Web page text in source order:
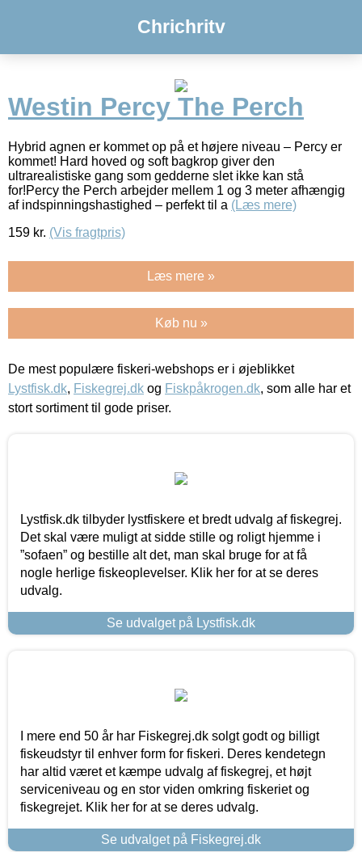
Chrichritv
Westin Percy The Perch
Hybrid agnen er kommet op på et højere niveau – Percy er
kommet! Hard hoved og soft bagkrop giver den
ultrarealistiske gang som gedderne slet ikke kan stå
for!Percy the Perch arbejder mellem 1 og 3 meter afhængig
af indspinningshastighed – perfekt til a (Læs mere)
159 kr. (Vis fragtpris)
Læs mere »
Køb nu »
De mest populære fiskeri-webshops er i øjeblikket
Lystfisk.dk, Fiskegrej.dk og Fiskpåkrogen.dk, som alle har et
stort sortiment til gode priser.
Lystfisk.dk tilbyder lystfiskere et bredt udvalg af fiskegrej.
Det skal være muligt at sidde stille og roligt hjemme i
”sofaen” og bestille alt det, man skal bruge for at få
nogle herlige fiskeoplevelser. Klik her for at se deres
udvalg.
Se udvalget på Lystfisk.dk
I mere end 50 år har Fiskegrej.dk solgt godt og billigt
fiskeudstyr til enhver form for fiskeri. Deres kendetegn
har altid været et kæmpe udvalg af fiskegrej, et højt
serviceniveau og en stor viden omkring fiskeriet og
fiskegrejet. Klik her for at se deres udvalg.
Se udvalget på Fiskegrej.dk